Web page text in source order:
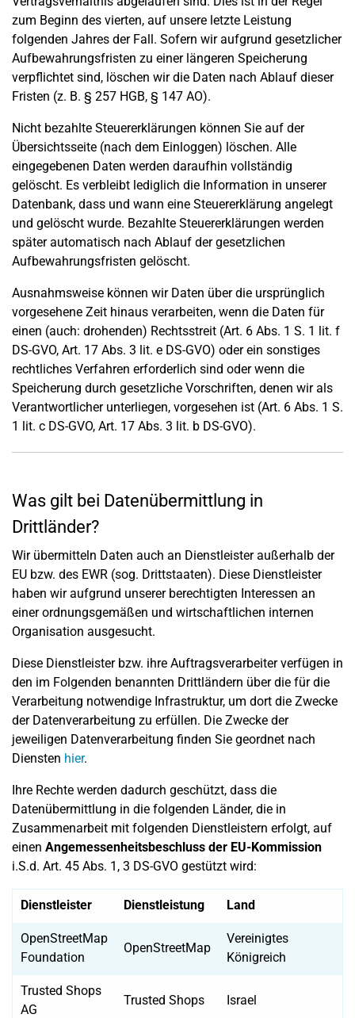
zum Beginn des vierten, auf unsere letzte Leistung
folgenden Jahres der Fall. Sofern wir aufgrund gesetzlicher
Aufbewahrungsfristen zu einer längeren Speicherung
verpflichtet sind, löschen wir die Daten nach Ablauf dieser
Fristen (z. B. § 257 HGB, § 147 AO).
Nicht bezahlte Steuererklärungen können Sie auf der
Übersichtsseite (nach dem Einloggen) löschen. Alle
eingegebenen Daten werden daraufhin vollständig
gelöscht. Es verbleibt lediglich die Information in unserer
Datenbank, dass und wann eine Steuererklärung angelegt
und gelöscht wurde. Bezahlte Steuererklärungen werden
später automatisch nach Ablauf der gesetzlichen
Aufbewahrungsfristen gelöscht.
Ausnahmsweise können wir Daten über die ursprünglich
vorgesehene Zeit hinaus verarbeiten, wenn die Daten für
einen (auch: drohenden) Rechtsstreit (Art. 6 Abs. 1 S. 1 lit. f
DS-GVO, Art. 17 Abs. 3 lit. e DS-GVO) oder ein sonstiges
rechtliches Verfahren erforderlich sind oder wenn die
Speicherung durch gesetzliche Vorschriften, denen wir als
Verantwortlicher unterliegen, vorgesehen ist (Art. 6 Abs. 1 S.
1 lit. c DS-GVO, Art. 17 Abs. 3 lit. b DS-GVO).
Was gilt bei Datenübermittlung in
Drittländer?
Wir übermitteln Daten auch an Dienstleister außerhalb der
EU bzw. des EWR (sog. Drittstaaten). Diese Dienstleister
haben wir aufgrund unserer berechtigten Interessen an
einer ordnungsgemäßen und wirtschaftlichen internen
Organisation ausgesucht.
Diese Dienstleister bzw. ihre Auftragsverarbeiter verfügen in
den im Folgenden benannten Drittländern über die für die
Verarbeitung notwendige Infrastruktur, um dort die Zwecke
der Datenverarbeitung zu erfüllen. Die Zwecke der
jeweiligen Datenverarbeitung finden Sie geordnet nach
Diensten hier.
Ihre Rechte werden dadurch geschützt, dass die
Datenübermittlung in die folgenden Länder, die in
Zusammenarbeit mit folgenden Dienstleistern erfolgt, auf
einen Angemessenheitsbeschluss der EU-Kommission
i.S.d. Art. 45 Abs. 1, 3 DS-GVO gestützt wird:
Dienstleister Dienstleistung Land
OpenStreetMap
Foundation
OpenStreetMap
Vereinigtes
Königreich
Trusted Shops
AG
Trusted Shops Israel